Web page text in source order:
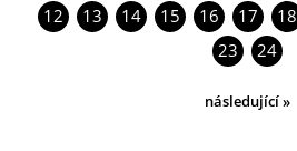
12
13 14 15 16 17 18
23
24
následující »